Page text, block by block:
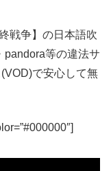
戦争】の日本語吹
pandora等の違法サ
で安心して無